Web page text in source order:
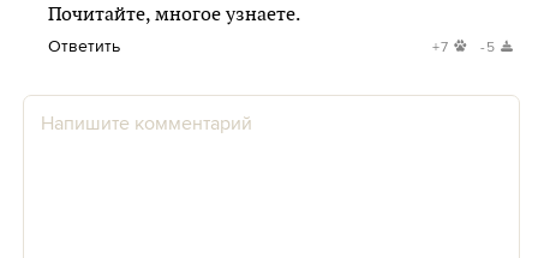
Почитайте, многое узнаете.
Ответить +7 -5